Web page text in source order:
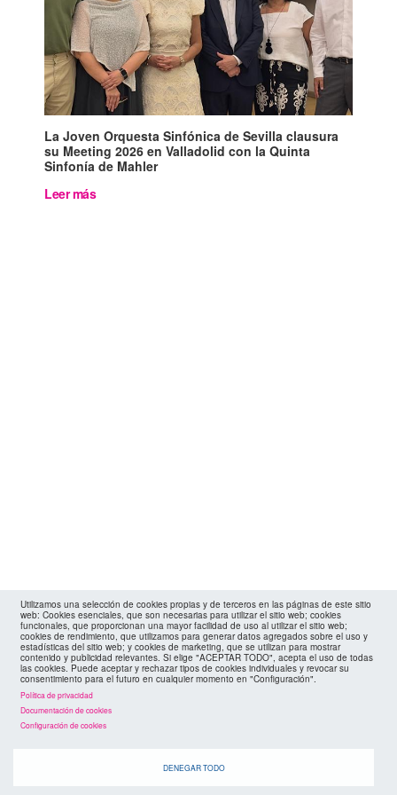
La Joven Orquesta Sinfónica de Sevilla clausura
su Meeting 2026 en Valladolid con la Quinta
Sinfonía de Mahler
Leer más
Utilizamos una selección de cookies propias y de terceros en las páginas de este sitio
web: Cookies esenciales, que son necesarias para utilizar el sitio web; cookies
funcionales, que proporcionan una mayor facilidad de uso al utilizar el sitio web;
cookies de rendimiento, que utilizamos para generar datos agregados sobre el uso y
estadísticas del sitio web; y cookies de marketing, que se utilizan para mostrar
contenido y publicidad relevantes. Si elige "ACEPTAR TODO", acepta el uso de todas
las cookies. Puede aceptar y rechazar tipos de cookies individuales y revocar su
consentimiento para el futuro en cualquier momento en "Configuración".
Política de privacidad
Documentación de cookies
Configuración de cookies
DENEGAR TODO